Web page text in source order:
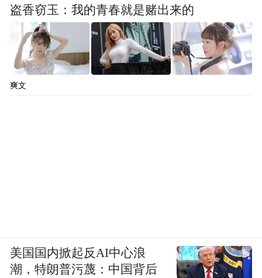
盗香窃玉：我的青春就是赌出来的
爽文
美国国内掀起反AI中心浪
潮，特朗普污蔑：中国背后